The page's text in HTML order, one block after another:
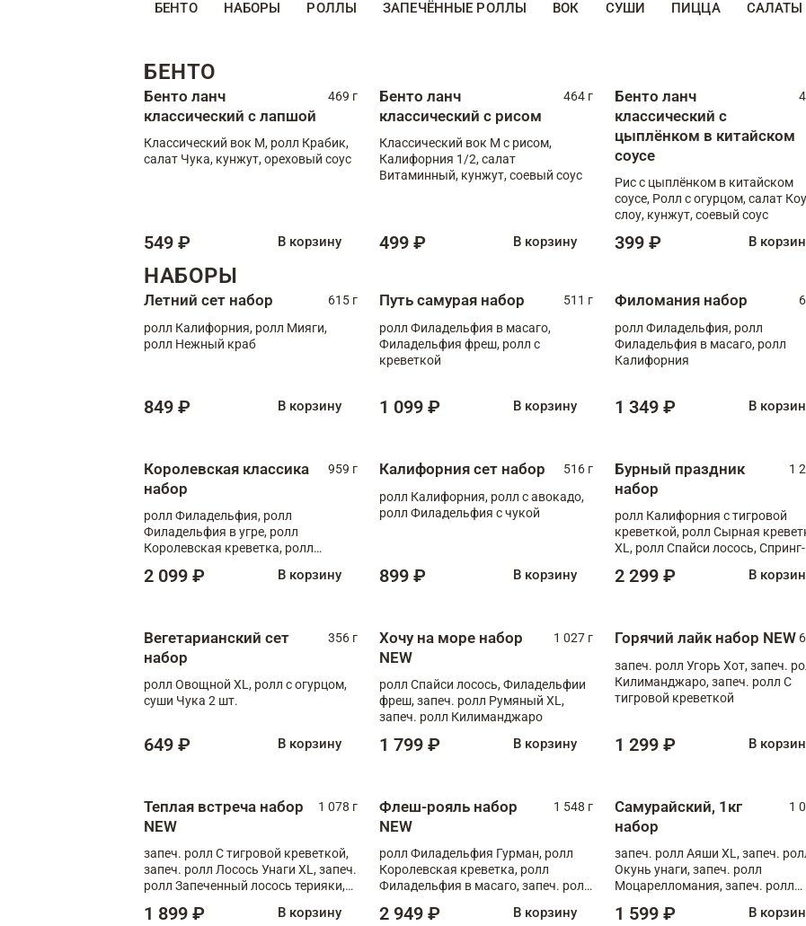
БЕНТО НАБОРЫ РОЛЛЫ ЗАПЕЧЁННЫЕ РОЛЛЫ ВОК СУШИ ПИЦЦА САЛАТЫ
БЕНТО
Бенто ланч
классический с лапшой
469 г
Классический вок М, ролл Крабик,
салат Чука, кунжут, ореховый соус
549 ₽ В корзину
Бенто ланч
классический с рисом
464 г
Классический вок М с рисом,
Калифорния 1/2, салат
Витаминный, кунжут, соевый соус
499 ₽ В корзину
Бенто ланч
классический с
цыплёнком в китайском
соусе
Рис с цыплёнком в китайском
соусе, Ролл с огурцом, салат
слоу, кунжут, соевый соус
399 ₽ В
НАБОРЫ
Летний сет набор
615 г
ролл Калифорния, ролл Мияги,
ролл Нежный краб
849 ₽ В корзину
Путь самурая набор
511 г
ролл Филадельфия в масаго,
Филадельфия фреш, ролл с
креветкой
1 099 ₽ В корзину
Филомания набор
ролл Филадельфия, ролл
Филадельфия в масаго, ролл
Калифорния
1 349 ₽ В
Королевская классика
набор
959 г
ролл Филадельфия, ролл
Филадельфия в угре, ролл
Королевская креветка, ролл
2 099 ₽ В корзину
Калифорния сет набор
516 г
ролл Калифорния, ролл с авокадо,
ролл Филадельфия с чукой
899 ₽ В корзину
Бурный праздник
набор
1
ролл Калифорния с тигровой
креветкой, ролл Сырная
XL, ролл Спайси лосось, Спринг-
Медовая креветка
2 299 ₽ В
Вегетарианский сет
набор
356 г
ролл Овощной XL, ролл с огурцом,
суши Чука 2 шт.
649 ₽ В корзину
Хочу на море набор
NEW
1 027 г
ролл Спайси лосось, Филадельфии
фреш, запеч. ролл Румяный XL,
запеч. ролл Килиманджаро
1 799 ₽ В корзину
Горячий лайк набор NEW
запеч. ролл Угорь Хот, запеч.
Килиманджаро, запеч. ролл С
тигровой креветкой
1 299 ₽ В
Теплая встреча набор
NEW
1 078 г
запеч. ролл С тигровой креветкой,
запеч. ролл Лосось Унаги XL, запеч.
ролл Запеченный лосось терияки,
1 899 ₽ В корзину
Флеш-рояль набор
NEW
1 548 г
ролл Филадельфия Гурман, ролл
Королевская креветка, ролл
Филадельфия в масаго, запеч. ролл
Тигровая креветка с моцареллой,
2 949 ₽ В корзину
Самурайский, 1кг
набор
1
запеч. ролл Аяши XL, запеч.
Окунь унаги, запеч. ролл
Моцарелломания, запеч. ролл
1 599 ₽ В